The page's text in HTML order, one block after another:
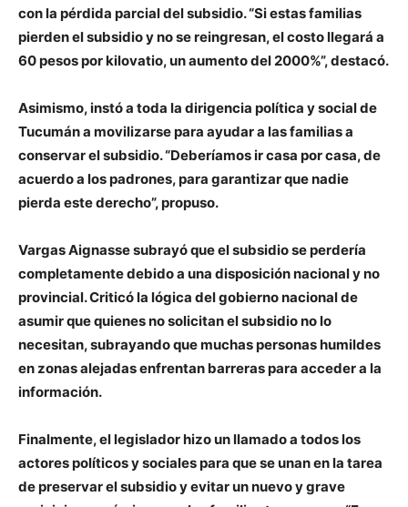
con la pérdida parcial del subsidio. “Si estas familias
pierden el subsidio y no se reingresan, el costo llegará a
60 pesos por kilovatio, un aumento del 2000%”, destacó.
Asimismo, instó a toda la dirigencia política y social de
Tucumán a movilizarse para ayudar a las familias a
conservar el subsidio. “Deberíamos ir casa por casa, de
acuerdo a los padrones, para garantizar que nadie
pierda este derecho”, propuso.
Vargas Aignasse subrayó que el subsidio se perdería
completamente debido a una disposición nacional y no
provincial. Criticó la lógica del gobierno nacional de
asumir que quienes no solicitan el subsidio no lo
necesitan, subrayando que muchas personas humildes
en zonas alejadas enfrentan barreras para acceder a la
información.
Finalmente, el legislador hizo un llamado a todos los
actores políticos y sociales para que se unan en la tarea
de preservar el subsidio y evitar un nuevo y grave